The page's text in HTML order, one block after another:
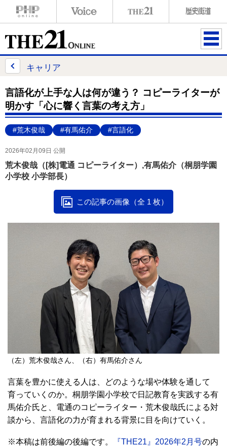
ME
キャリア
言語化が上手な人は何が違う？ コピーライターが
明かす「心に響く言葉の考え方」
#荒木俊哉 #有馬佑介 #言語化
2026年02月09日 公開
荒木俊哉（[株]電通 コピーライター）,有馬佑介（桐朋学園
小学校 小学部長）
この記事の画像（全 1 枚）
（左）荒木俊哉さん、（右）有馬佑介さん
言葉を豊かに使える人は、どのような場や体験を通して
育っていくのか。桐朋学園小学校で日記教育を実践する有
馬佑介氏と、電通のコピーライター・荒木俊哉氏による対
談から、言語化の力が育まれる背景に目を向けていく。
※本稿は前後編の後編です。 『THE21』2026年2月号の内